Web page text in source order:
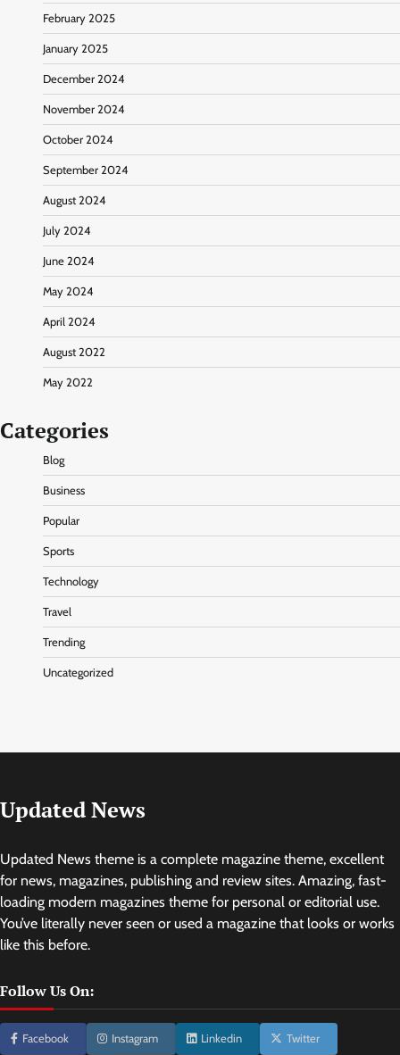
February 2025
January 2025
December 2024
November 2024
October 2024
September 2024
August 2024
July 2024
June 2024
May 2024
April 2024
August 2022
May 2022
Categories
Blog
Business
Popular
Sports
Technology
Travel
Trending
Uncategorized
Updated News
Updated News theme is a complete magazine theme, excellent
for news, magazines, publishing and review sites. Amazing, fast-
loading modern magazines theme for personal or editorial use.
You’ve literally never seen or used a magazine that looks or works
like this before.
Follow Us On:
Facebook Instagram Linkedin Twitter